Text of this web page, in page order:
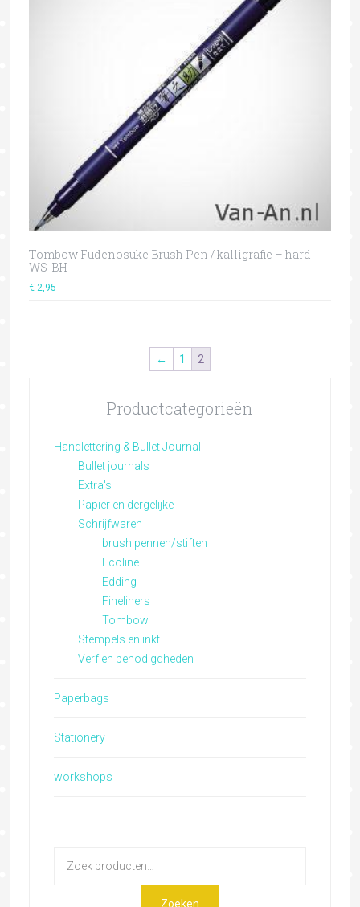
Tombow Fudenosuke Brush Pen / kalligrafie – hard
WS-BH
€2,95
← 1 2
Productcategorieën
Handlettering & Bullet Journal
Bullet journals
Extra's
Papier en dergelijke
Schrijfwaren
brush pennen/stiften
Ecoline
Edding
Fineliners
Tombow
Stempels en inkt
Verf en benodigdheden
Paperbags
Stationery
workshops
Zoeken